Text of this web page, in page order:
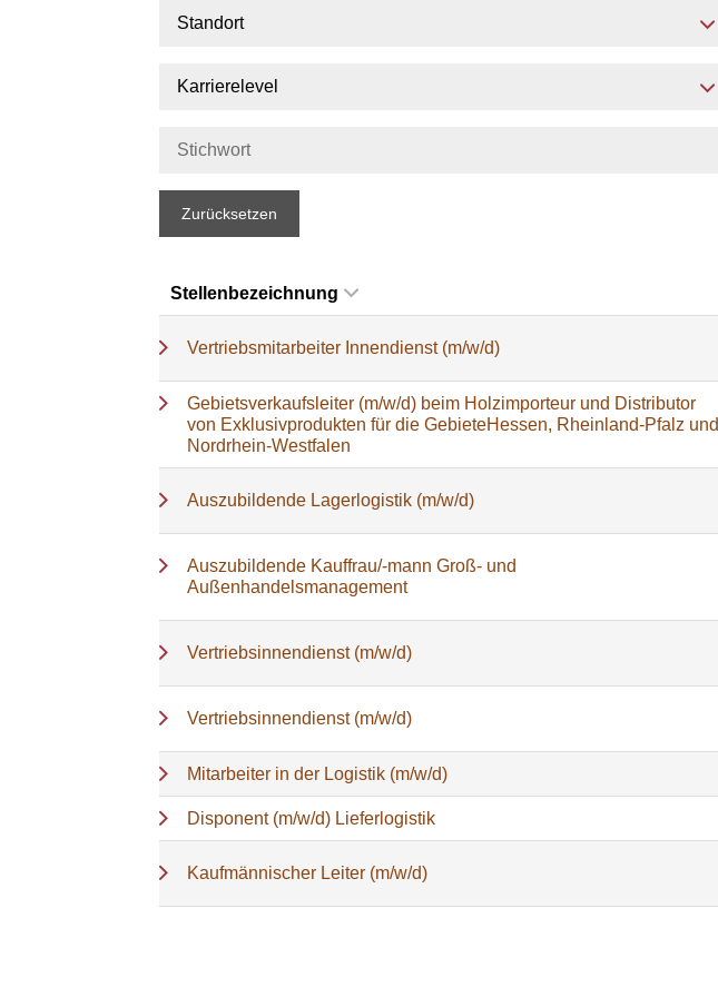
Standort
Karrierelevel
Zurücksetzen
Stellenbezeichnung
Vertriebsmitarbeiter Innendienst (m/w/d)
Gebietsverkaufsleiter (m/w/d) beim Holzimporteur und Distributor
von Exklusivprodukten für die GebieteHessen, Rheinland-Pfalz und
Nordrhein-Westfalen
Auszubildende Lagerlogistik (m/w/d)
Auszubildende Kauffrau/-mann Groß- und
Außenhandelsmanagement
Vertriebsinnendienst (m/w/d)
Vertriebsinnendienst (m/w/d)
Mitarbeiter in der Logistik (m/w/d)
Disponent (m/w/d) Lieferlogistik
Kaufmännischer Leiter (m/w/d)